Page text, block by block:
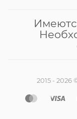
2015 - 2026